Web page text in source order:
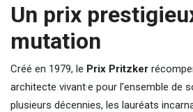
Un prix
mutation
Créé en 1979, le Prix Pritzker
architecte vivant·e pour l’ensemble de
plusieurs décennies, les lauréats